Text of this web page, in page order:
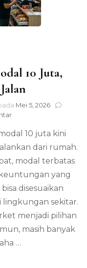
10 Juta,
Mei 5, 2026
pada
Minimarket
Modal
Juta,
Terbukti
Bisa
Jalan
10 juta kini
dari rumah.
modal terbatas
yang
disesuaikan
sekitar.
menjadi pilihan
masih banyak
…